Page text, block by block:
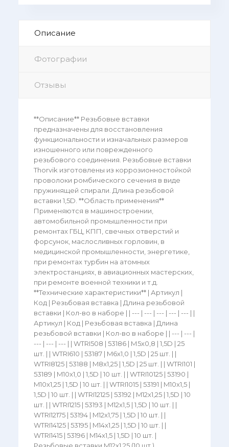
Описание
Фотографии
Отзывы
**Описание** Резьбовые вставки
предназначены для восстановления
функциональности и изначальных размеров
изношенного или поврежденного
резьбового соединения. Резьбовые вставки
Thorvik изготовлены из коррозионностойкой
проволоки ромбического сечения в виде
пружинящей спирали. Длина резьбовой
вставки 1,5D. **Область применения**
Применяются в машиностроении,
автомобильной промышленности при
ремонтах ГБЦ, КПП, свечных отверстий и
форсунок, маслосливных горловин, в
медицинской промышленности, энергетике,
при ремонтах турбин на атомных
электростанциях, в авиационных мастерских,
при ремонте военной техники и т.д.
**Технические характеристики** | Артикул |
Код | Резьбовая вставка | Длина резьбовой
вставки | Кол-во в наборе | | --- | --- | --- | --- | --- | |
Артикул | Код | Резьбовая вставка | Длина
резьбовой вставки | Кол-во в наборе | | --- | --- |
--- | --- | --- | | WTRI508 | 53186 | М5х0,8 | 1,5D | 25
шт. | | WTRI610 | 53187 | M6x1,0 | 1,5D | 25 шт. | |
WTRI8125 | 53188 | M8x1,25 | 1,5D | 25 шт. | | WTRI101 |
53189 | M10x1,0 | 1,5D | 10 шт. | | WTRI10125 | 53190 |
M10x1,25 | 1,5D | 10 шт. | | WTRI1015 | 53191 | M10x1,5 |
1,5D | 10 шт. | | WTRI12125 | 53192 | M12x1,25 | 1,5D | 10
шт. | | WTRI1215 | 53193 | M12x1,5 | 1,5D | 10 шт. | |
WTRI12175 | 53194 | M12x1,75 | 1,5D | 10 шт. | |
WTRI14125 | 53195 | M14x1,25 | 1,5D | 10 шт. | |
WTRI1415 | 53196 | M14x1,5 | 1,5D | 10 шт. |